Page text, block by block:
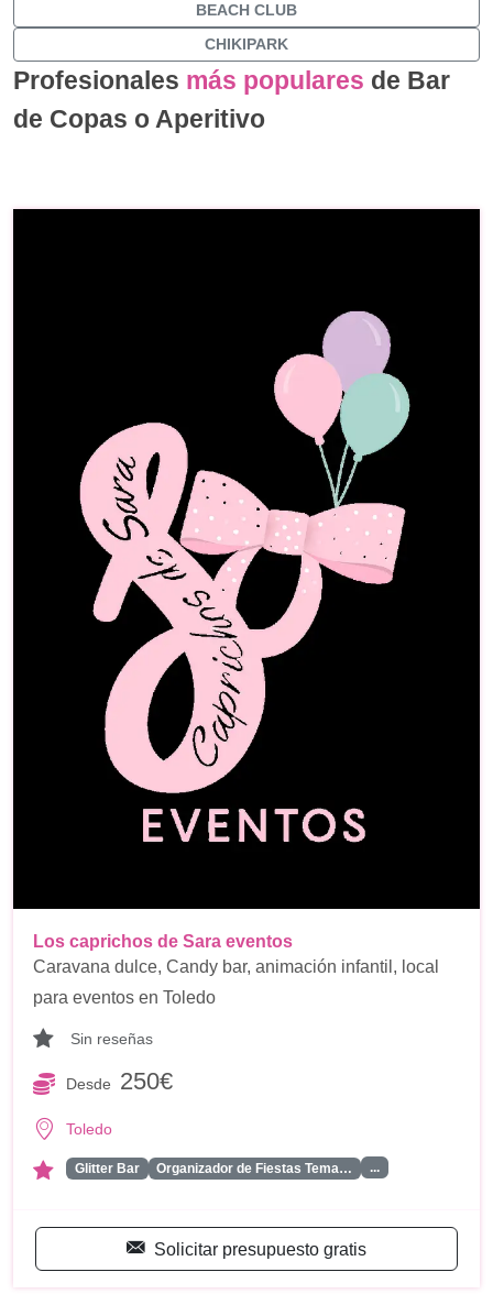
BEACH CLUB
CHIKIPARK
Profesionales más populares de Bar
de Copas o Aperitivo
Los caprichos de Sara eventos
Caravana dulce, Candy bar, animación infantil, local
para eventos en Toledo
Sin reseñas
Desde 250€
Toledo
Glitter Bar Organizador de Fiestas Tema… ...
Solicitar presupuesto gratis